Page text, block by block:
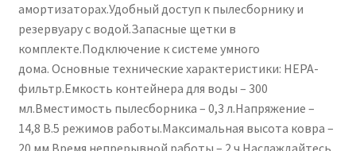
амортизаторах.Удобный доступ к пылесборнику и
резервуару с водой.Запасные щетки в
комплекте.Подключение к системе умного
дома. Основные технические характеристики: HEPA-
фильтр.Емкость контейнера для воды – 300
мл.Вместимость пылесборника – 0,3 л.Напряжение –
14,8 В.5 режимов работы.Максимальная высота ковра –